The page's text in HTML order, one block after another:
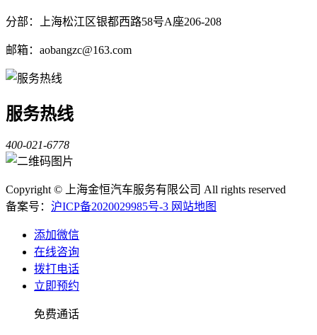
分部：上海松江区银都西路58号A座206-208
邮箱：aobangzc@163.com
服务热线
400-021-6778
Copyright © 上海金恒汽车服务有限公司 All rights reserved
备案号： 沪ICP备2020029985号-3 网站地图
添加微信
在线咨询
拨打电话
立即预约
免费通话